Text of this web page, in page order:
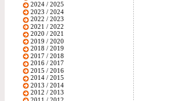
2024 / 2025
2023 / 2024
2022 / 2023
2021 / 2022
2020 / 2021
2019 / 2020
2018 / 2019
2017 / 2018
2016 / 2017
2015 / 2016
2014 / 2015
2013 / 2014
2012 / 2013
2011 / 2012